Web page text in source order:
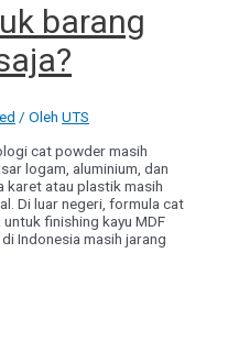
barang
/ OlehUTS
cat powder masih
logam, aluminium, dan
karet atau plastik masih
Di luar negeri, formula cat
finishing kayu MDF
Indonesia masih jarang